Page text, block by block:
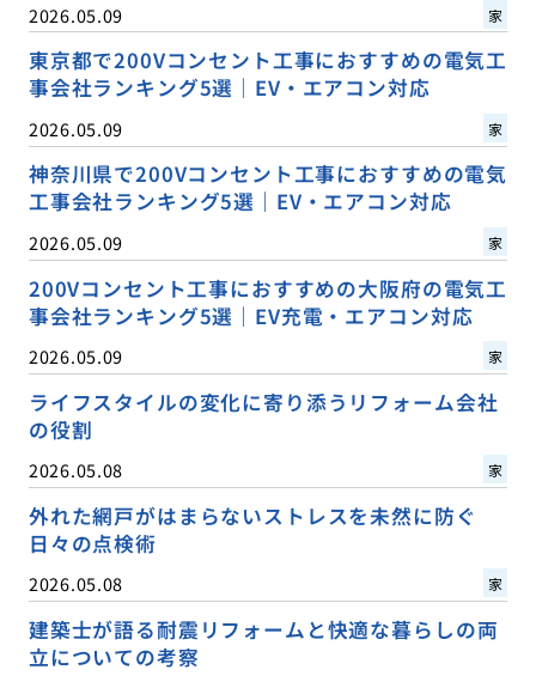
2026.05.09 家
東京都で200Vコンセント工事におすすめの電気工
事会社ランキング5選｜EV・エアコン対応
2026.05.09 家
神奈川県で200Vコンセント工事におすすめの電気
工事会社ランキング5選｜EV・エアコン対応
2026.05.09 家
200Vコンセント工事におすすめの大阪府の電気工
事会社ランキング5選｜EV充電・エアコン対応
2026.05.09 家
ライフスタイルの変化に寄り添うリフォーム会社
の役割
2026.05.08 家
外れた網戸がはまらないストレスを未然に防ぐ
日々の点検術
2026.05.08 家
建築士が語る耐震リフォームと快適な暮らしの両
立についての考察